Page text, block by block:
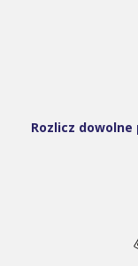
Rozlicz